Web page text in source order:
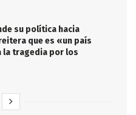
su política hacia
que es «un país
la tragedia por los